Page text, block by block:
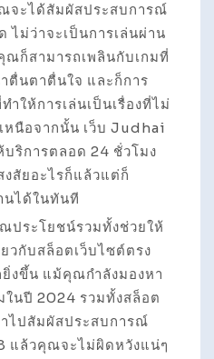
จะได้สัมผัสประสบการณ์
ไม่ว่าจะเป็นการเล่นผ่าน
ก็สามารถเพลินกับเกมที่
ตื่นตาตื่นใจ และก็การ
ให้การเล่นเป็นเรื่องที่ไม่
หนือจากนั้น เว็บ Judhai
ริการตลอด 24 ชั่วโมง
สัยอะไรก็แล้วแต่ก็
นได้ในทันที
ประโยชน์รวมทั้งช่วยให้
วกับสล็อตเว็บไซต์ตรง
งขึ้น แม้คุณกำลังมองหา
ในปี 2024 รวมทั้งสล็อต
ไปสัมผัสประสบการณ์
แล้วคุณจะไม่ผิดหวังแน่ๆ